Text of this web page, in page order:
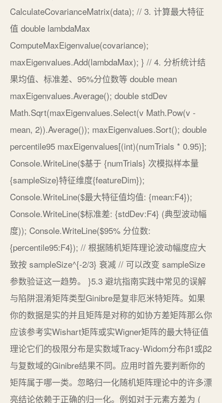
CalculateCovarianceMatrix(data); // 3. 计算最大特征
值 double lambdaMax
ComputeMaxEigenvalue(covariance);
maxEigenvalues.Add(lambdaMax); } // 4. 分析统计结
果均值、标准差、95%分位数等 double mean
maxEigenvalues.Average(); double stdDev
Math.Sqrt(maxEigenvalues.Select(v Math.Pow(v -
mean, 2)).Average()); maxEigenvalues.Sort(); double
percentile95 maxEigenvalues[(int)(numTrials * 0.95)];
Console.WriteLine($基于 {numTrials} 次模拟样本量
{sampleSize}特征维度{featureDim});
Console.WriteLine($最大特征值均值: {mean:F4});
Console.WriteLine($标准差: {stdDev:F4} (典型波动幅
度)); Console.WriteLine($95% 分位数:
{percentile95:F4}); // 根据随机矩阵理论波动幅度应大
致按 sampleSize^{-2/3} 衰减 // 可以改变 sampleSize
参数验证这一趋势。 }5.3 避坑指南实践中常见的误解
与陷阱混淆矩阵类型Ginibre是复非厄米特矩阵。如果
你的数据是实的并且矩阵是对称的如协方差矩阵那么你
应该参考实Wishart矩阵或实Wigner矩阵的最大特征值
理论它们的极限分布是实数域Tracy-Widom分布β1或β2
与复数域的Ginibre结果不同。应用时首先要判断你的
矩阵属于哪一类。忽略归一化随机矩阵理论中的许多漂
亮结论依赖于正确的归一化。例如对于元素方差为 (